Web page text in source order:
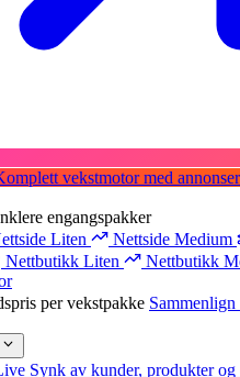
vekstmotor med
engangspakker
Liten Nettside Medium
Nettbutikk Liten
Nettbutikk
per vekstpakke
Synk av kunder, produkter